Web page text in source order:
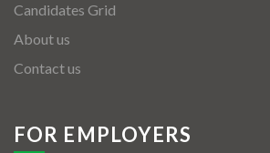
Candidates Grid
About us
Contact us
FOR EMPLOYERS